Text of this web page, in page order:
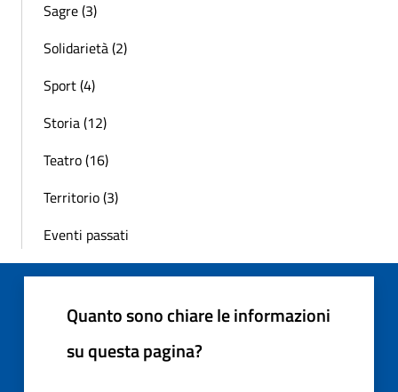
Sagre (3)
Solidarietà (2)
Sport (4)
Storia (12)
Teatro (16)
Territorio (3)
Eventi passati
Quanto sono chiare le informazioni
su questa pagina?